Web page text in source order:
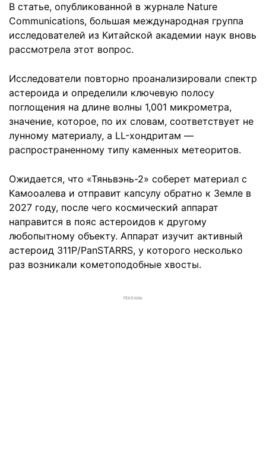
В статье, опубликованной в журнале Nature
Communications, большая международная группа
исследователей из Китайской академии наук вновь
рассмотрела этот вопрос.
Исследователи повторно проанализировали спектр
астероида и определили ключевую полосу
поглощения на длине волны 1,001 микрометра,
значение, которое, по их словам, соответствует не
лунному материалу, а LL-хондритам —
распространенному типу каменных метеоритов.
Ожидается, что «Тяньвэнь-2» соберет материал с
Камооалева и отправит капсулу обратно к Земле в
2027 году, после чего космический аппарат
направится в пояс астероидов к другому
любопытному объекту. Аппарат изучит активный
астероид 311P/PanSTARRS, у которого несколько
раз возникали кометоподобные хвосты.
РЕКЛАМА